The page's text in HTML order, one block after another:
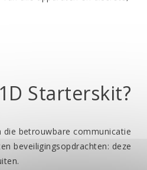
Starterskit?
betrouwbare communicatie
beveiligingsopdrachten: deze